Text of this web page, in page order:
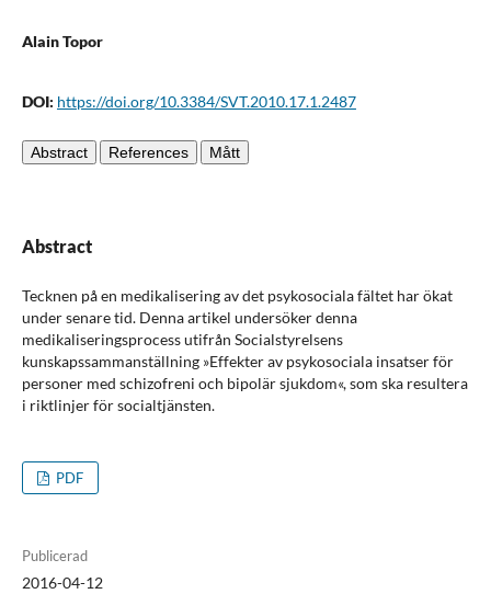
Alain Topor
DOI: https://doi.org/10.3384/SVT.2010.17.1.2487
Abstract References Mått
Abstract
Tecknen på en medikalisering av det psykosociala fältet har ökat
under senare tid. Denna artikel undersöker denna
medikaliseringsprocess utifrån Socialstyrelsens
kunskapssammanställning »Effekter av psykosociala insatser för
personer med schizofreni och bipolär sjukdom«, som ska resultera
i riktlinjer för socialtjänsten.
PDF
Publicerad
2016-04-12